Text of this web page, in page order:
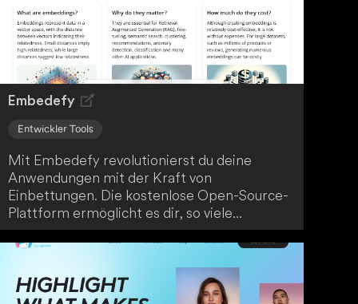
Embedefy
Entwickler Tools
Mit Embedefy revolutionierst du deine
Anwendungen mit der Kraft von
Einbettungen. Die kostenlose Open-Source-
Plattform ermöglicht es dir, so viele
Einbettungen zu generieren, wie du im
Rahmen fairer Nutzungsgrenzen benötigst.
Da die Modelle Open-Source sind, kannst du
jederzeit aufhören, Embedefy zu verwenden